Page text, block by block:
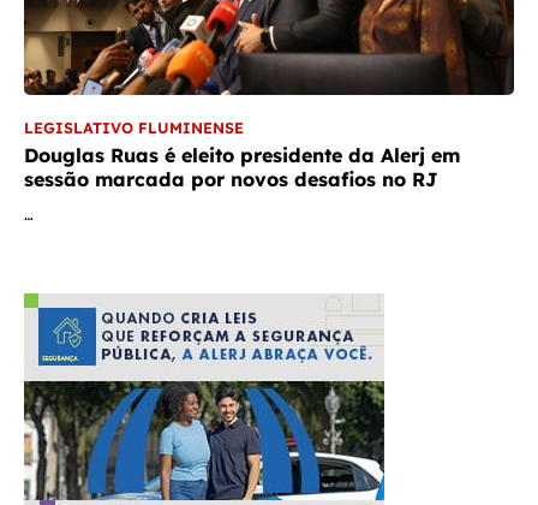
LEGISLATIVO FLUMINENSE
Douglas Ruas é eleito presidente da Alerj em
sessão marcada por novos desafios no RJ
…